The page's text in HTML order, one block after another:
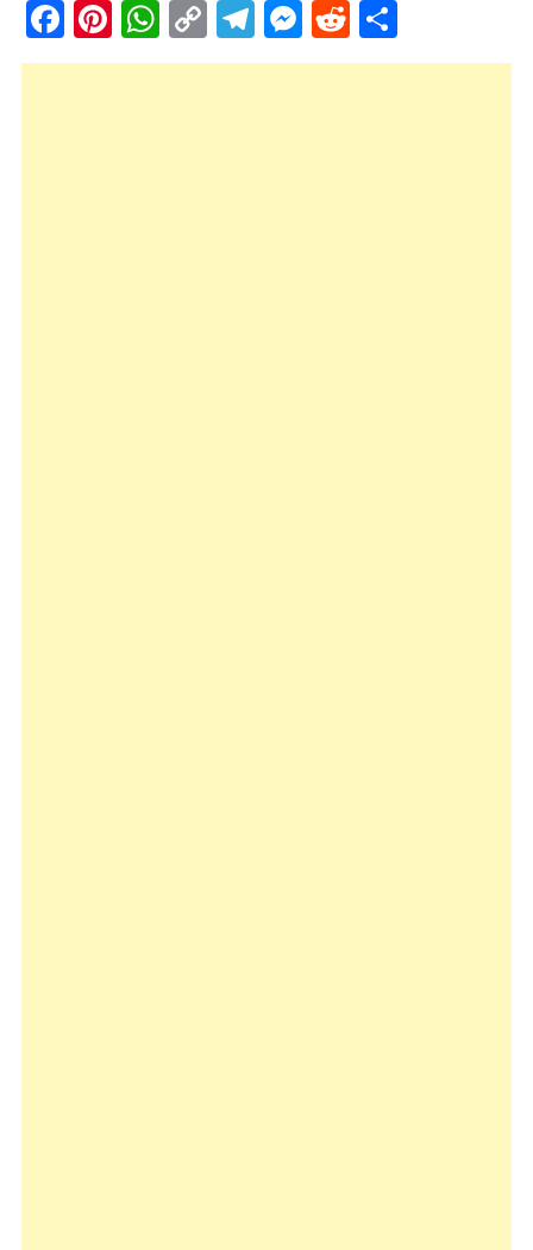
Facebook
Pinterest
WhatsApp
Copy
Link
Telegram
Messenger
Reddit
Share